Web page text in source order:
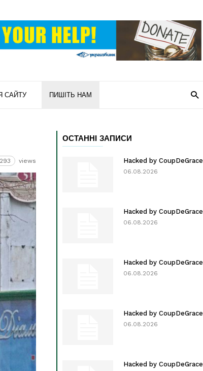
САЙТУ ПИШІТЬ НАМ
views
ОСТАННІ ЗАПИСИ
Hacked by CoupDeGrace
06.08.2026
Hacked by CoupDeGrace
06.08.2026
Hacked by CoupDeGrace
06.08.2026
Hacked by CoupDeGrace
06.08.2026
Hacked by CoupDeGrace